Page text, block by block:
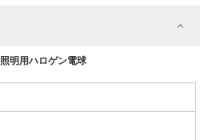
明用ハロゲン電球